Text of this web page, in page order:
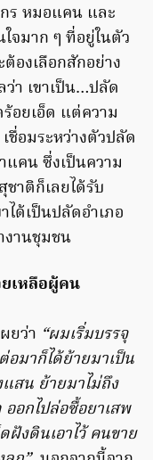
ร หมอแคน และ
จมาก ๆ ที่อยู่ในตัว
องเลือกสักอย่าง
ว่า เขาเป็น…ปลัด
อยเอ็ด แต่ความ
ชื่อมระหว่างตัวปลัด
แคน ซึ่งเป็นความ
าติก็เลยได้รับ
ด้เป็นปลัดอำเภอ
งานชุมชน
ยเหลือผู้คน
ยว่า “ผมเริ่มบรรจุ
อมาก็ได้ย้ายมาเป็น
สน ย้ายมาไม่ถึง
อกไปล่อซื้อยาเสพ
งดินเอาไว้ คนขาย